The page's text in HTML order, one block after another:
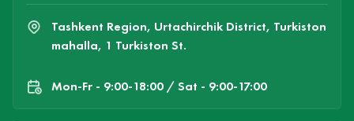
Tashkent Region, Urtachirchik District, Turkiston
mahalla, 1 Turkiston St.
Mon-Fr - 9:00-18:00 / Sat - 9:00-17:00